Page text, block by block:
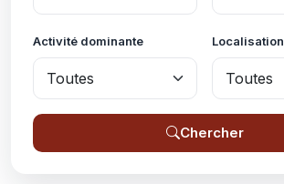
Activité dominante Localisation
Chercher